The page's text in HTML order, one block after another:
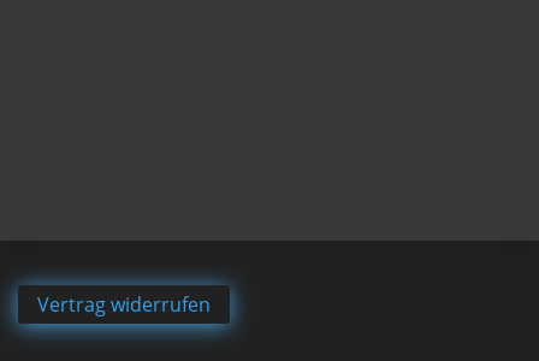
Vertrag widerrufen